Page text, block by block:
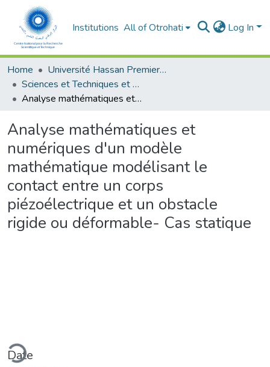
Institutions All of Otrohati Log In
Home
Université Hassan Premier- Settat
Sciences et Techniques et Sciences Médicales
Analyse mathématiques et numériques d'un modèle mathématique modélisant le contact entre un corps piézoélectrique et un obstacle rigide ou déformable- Cas statique
Analyse mathématiques et
numériques d'un modèle
mathématique modélisant le
contact entre un corps
piézoélectrique et un obstacle
rigide ou déformable- Cas statique
Date